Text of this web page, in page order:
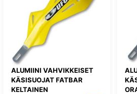
ALUMIINI VAHVIKKEISET
KÄSISUOJAT FATBAR
KELTAINEN